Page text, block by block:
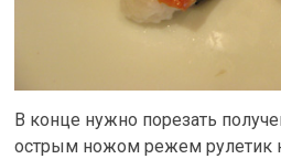
В конце нужно порезать
острым ножом режем рулетик